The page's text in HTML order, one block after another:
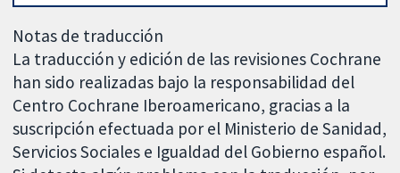
Notas de traducción
La traducción y edición de las revisiones Cochrane
han sido realizadas bajo la responsabilidad del
Centro Cochrane Iberoamericano, gracias a la
suscripción efectuada por el Ministerio de Sanidad,
Servicios Sociales e Igualdad del Gobierno español.